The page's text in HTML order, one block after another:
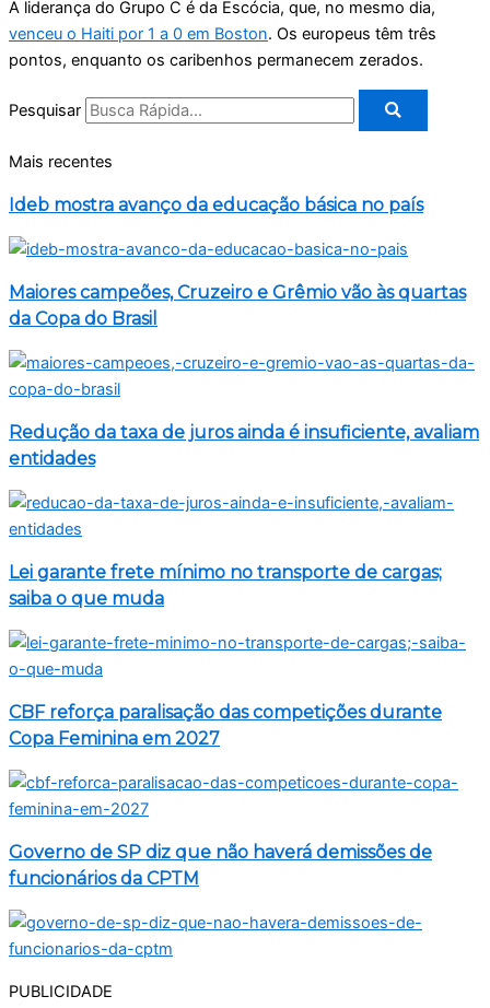
A liderança do Grupo C é da Escócia, que, no mesmo dia,
venceu o Haiti por 1 a 0 em Boston. Os europeus têm três
pontos, enquanto os caribenhos permanecem zerados.
Pesquisar
Mais recentes
Ideb mostra avanço da educação básica no país
Maiores campeões, Cruzeiro e Grêmio vão às quartas
da Copa do Brasil
Redução da taxa de juros ainda é insuficiente, avaliam
entidades
Lei garante frete mínimo no transporte de cargas;
saiba o que muda
CBF reforça paralisação das competições durante
Copa Feminina em 2027
Governo de SP diz que não haverá demissões de
funcionários da CPTM
PUBLICIDADE